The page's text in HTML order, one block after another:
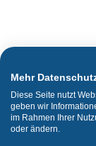
Mehr
Diese Seite nutzt
geben wir
im Rahmen Ihrer
oder ändern.